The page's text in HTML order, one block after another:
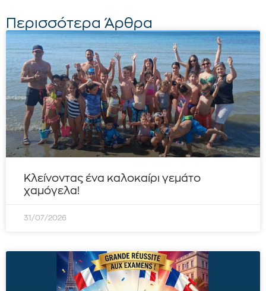
Περισσότερα Άρθρα
Κλείνοντας ένα καλοκαίρι γεμάτο
χαμόγελα!
31/07/2026